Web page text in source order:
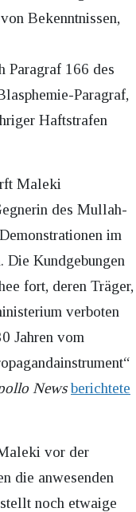
Bekenntnissen,
Paragraf 166 des
Paragraf,
Haftstrafen
Maleki
des Mullah-
im
Die Kundgebungen
fort, deren Träger,
verboten
Jahren vom
News berichtete
vor der
die anwesenden
noch etwaige